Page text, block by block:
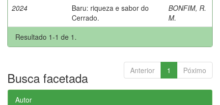
2024
Baru: riqueza e sabor do
Cerrado.
BONFIM, R.
M.
Resultado 1-1 de 1.
Anterior 1 Póximo
Busca facetada
Autor